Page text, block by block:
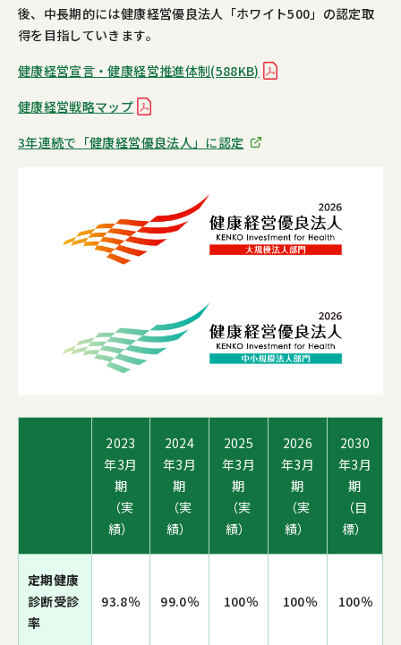
後、中長期的には健康経営優良法人「ホワイト500」の認定取
得を目指していきます。
健康経営宣言・健康経営推進体制(588KB)
健康経営戦略マップ
3年連続で「健康経営優良法人」に認定
2023
年3月
期
（実
績）
2024
年3月
期
（実
績）
2025
年3月
期
（実
績）
2026
年3月
期
（実
績）
2030
年3月
期
（目
標）
定期健康
診断受診
率
93.8％ 99.0％ 100％ 100％ 100％